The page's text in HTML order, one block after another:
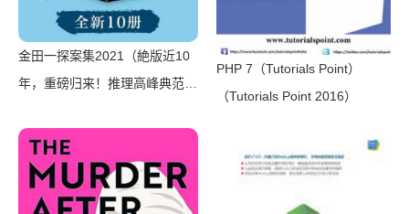
金田一探案集2021（絶版近10
年，重磅归来！推理高峰典范，
骇悬念+诡秘人性，入坑推理佳
选，一套10本过足瘾！精美和
风装帧，日本系列销量超5500
PHP 7（Tutorials Point）
（Tutorials Point 2016）